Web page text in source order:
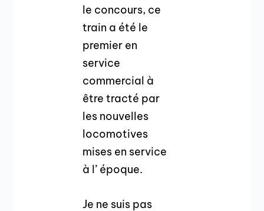
le concours, ce
train a été le
premier en
service
commercial à
être tracté par
les nouvelles
locomotives
mises en service
à l’ époque.
Je ne suis pas